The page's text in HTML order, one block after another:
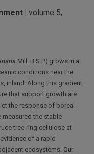
| volume 5,
Mill. B.S.P.) grows in a
conditions near the
inland. Along this gradient,
that support growth are
the response of boreal
measured the stable
tree-ring cellulose at
of a rapid
ecosystems. Our